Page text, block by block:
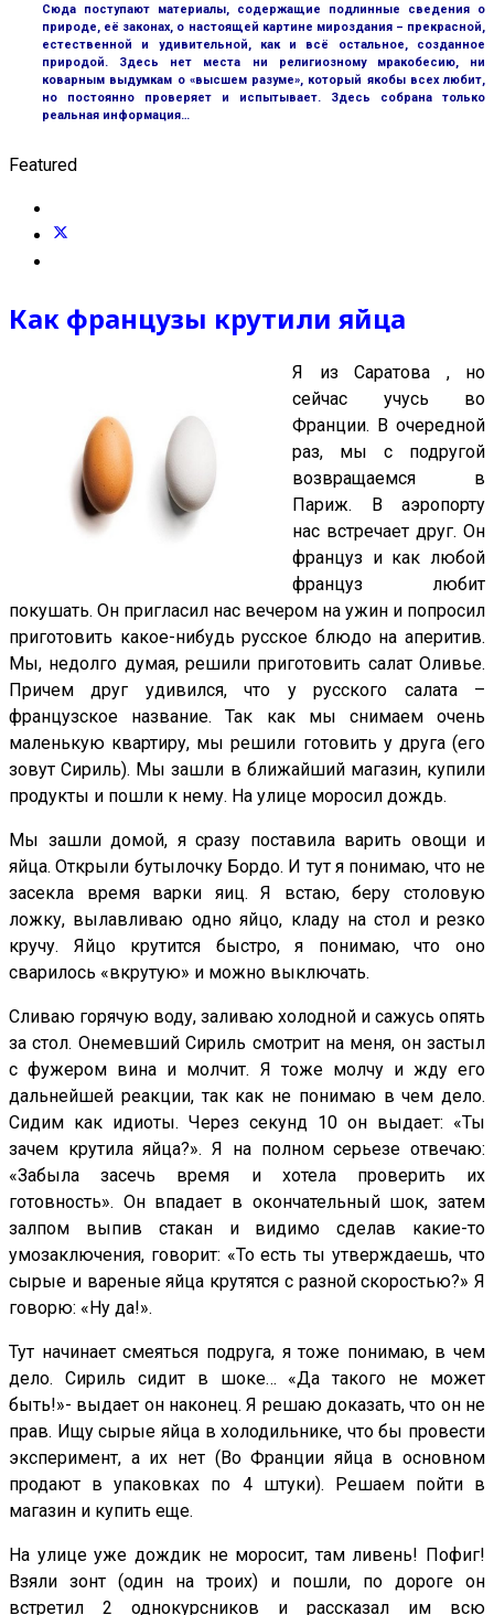
Сюда поступают материалы, содержащие подлинные сведения о
природе, её законах, о настоящей картине мироздания – прекрасной,
естественной и удивительной, как и всё остальное, созданное
природой. Здесь нет места ни религиозному мракобесию, ни
коварным выдумкам о «высшем разуме», который якобы всех любит,
но постоянно проверяет и испытывает. Здесь собрана только
реальная информация…
Featured
Как французы крутили яйца
Я из Саратова , но
сейчас учусь во
Франции. В очередной
раз, мы с подругой
возвращаемся в
Париж. В аэропорту
нас встречает друг. Он
француз и как любой
француз любит
покушать. Он пригласил нас вечером на ужин и попросил
приготовить какое-нибудь русское блюдо на аперитив.
Мы, недолго думая, решили приготовить салат Оливье.
Причем друг удивился, что у русского салата –
французское название. Так как мы снимаем очень
маленькую квартиру, мы решили готовить у друга (его
зовут Сириль). Мы зашли в ближайший магазин, купили
продукты и пошли к нему. На улице моросил дождь.
Мы зашли домой, я сразу поставила варить овощи и
яйца. Открыли бутылочку Бордо. И тут я понимаю, что не
засекла время варки яиц. Я встаю, беру столовую
ложку, вылавливаю одно яйцо, кладу на стол и резко
кручу. Яйцо крутится быстро, я понимаю, что оно
сварилось «вкрутую» и можно выключать.
Сливаю горячую воду, заливаю холодной и сажусь опять
за стол. Онемевший Сириль смотрит на меня, он застыл
с фужером вина и молчит. Я тоже молчу и жду его
дальнейшей реакции, так как не понимаю в чем дело.
Сидим как идиоты. Через секунд 10 он выдает: «Ты
зачем крутила яйца?». Я на полном серьезе отвечаю:
«Забыла засечь время и хотела проверить их
готовность». Он впадает в окончательный шок, затем
залпом выпив стакан и видимо сделав какие-то
умозаключения, говорит: «То есть ты утверждаешь, что
сырые и вареные яйца крутятся с разной скоростью?» Я
говорю: «Ну да!».
Тут начинает смеяться подруга, я тоже понимаю, в чем
дело. Сириль сидит в шоке… «Да такого не может
быть!»- выдает он наконец. Я решаю доказать, что он не
прав. Ищу сырые яйца в холодильнике, что бы провести
эксперимент, а их нет (Во Франции яйца в основном
продают в упаковках по 4 штуки). Решаем пойти в
магазин и купить еще.
На улице уже дождик не моросит, там ливень! Пофиг!
Взяли зонт (один на троих) и пошли, по дороге он
встретил 2 однокурсников и рассказал им всю